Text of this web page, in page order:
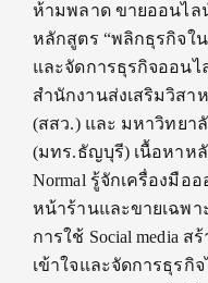
ห้ามพลาด ขายออนไล
หลักสูตร “พลิกธุรกิจใ
และจัดการธุรกิจออน
สำนักงานส่งเสริมวิส
(สสว.) และ มหาวิทยา
(มทร.ธัญบุรี) เนื้อหาห
Normal รู้จักเครื่องมือ
หน้าร้านและขายเฉพ
การใช้ Social media
เข้าใจและจัดการธุรกิจ